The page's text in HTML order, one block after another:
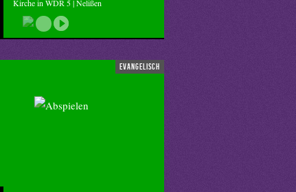
Kirche in WDR 5 | Nelißen
evangelisch